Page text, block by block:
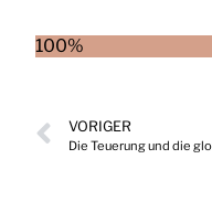
100%
VORIGER